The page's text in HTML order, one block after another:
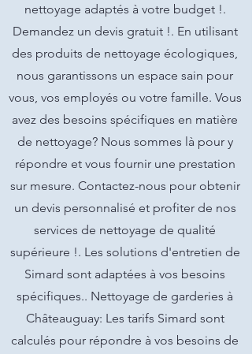
nettoyage adaptés à votre budget !.
Demandez un devis gratuit !. En utilisant
des produits de nettoyage écologiques,
nous garantissons un espace sain pour
vous, vos employés ou votre famille. Vous
avez des besoins spécifiques en matière
de nettoyage? Nous sommes là pour y
répondre et vous fournir une prestation
sur mesure. Contactez-nous pour obtenir
un devis personnalisé et profiter de nos
services de nettoyage de qualité
supérieure !. Les solutions d'entretien de
Simard sont adaptées à vos besoins
spécifiques.. Nettoyage de garderies à
Châteauguay: Les tarifs Simard sont
calculés pour répondre à vos besoins de